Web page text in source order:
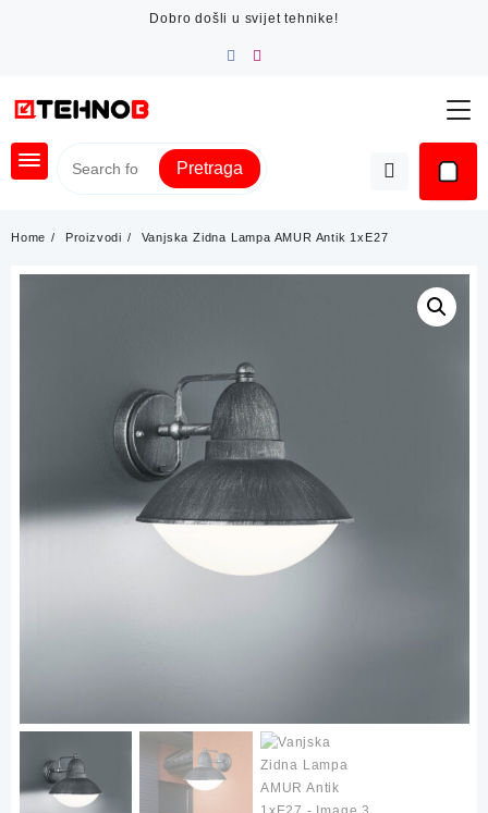
Dobro došli u svijet tehnike!
Pretraga
Home Proizvodi Vanjska Zidna Lampa AMUR Antik 1xE27